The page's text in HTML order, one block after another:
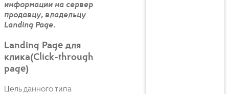
информации на сервер
продавцу, владельцу
Landing Page.
Landing Page для
клика(Click-through
page)
Цель данного типа